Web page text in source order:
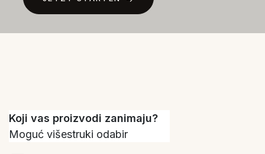
Koji vas proizvodi zanimaju?
Moguć višestruki odabir